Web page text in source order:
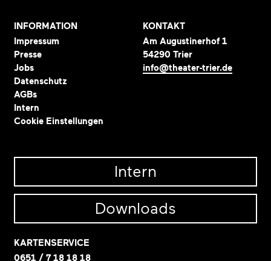
INFORMATION
Impressum
Presse
Jobs
Datenschutz
AGBs
Intern
Cookie Einstellungen
KONTAKT
Am Augustinerhof 1
54290 Trier
info@theater-trier.de
Intern
Downloads
KARTENSERVICE
0651 / 7 18 18 18